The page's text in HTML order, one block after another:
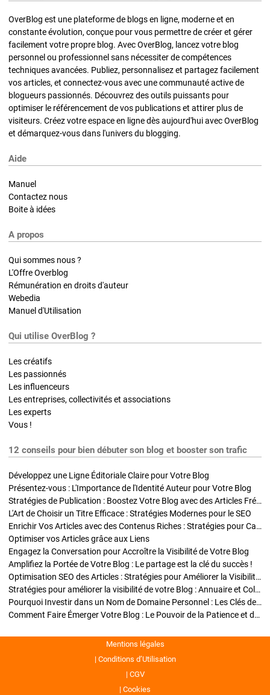
OverBlog est une plateforme de blogs en ligne, moderne et en
constante évolution, conçue pour vous permettre de créer et gérer
facilement votre propre blog. Avec OverBlog, lancez votre blog
personnel ou professionnel sans nécessiter de compétences
techniques avancées. Publiez, personnalisez et partagez facilement
vos articles, et connectez-vous avec une communauté active de
blogueurs passionnés. Découvrez des outils puissants pour
optimiser le référencement de vos publications et attirer plus de
visiteurs. Créez votre espace en ligne dès aujourd'hui avec OverBlog
et démarquez-vous dans l'univers du blogging.
Aide
Manuel
Contactez nous
Boite à idées
A propos
Qui sommes nous ?
L'Offre Overblog
Rémunération en droits d'auteur
Webedia
Manuel d'Utilisation
Qui utilise OverBlog ?
Les créatifs
Les passionnés
Les influenceurs
Les entreprises, collectivités et associations
Les experts
Vous !
12 conseils pour bien débuter son blog et booster son trafic
Développez une Ligne Éditoriale Claire pour Votre Blog
Présentez-vous : L'Importance de l'Identité Auteur pour Votre Blog
Stratégies de Publication : Boostez Votre Blog avec des Articles Fréquents et Exclusifs
L'Art de Choisir un Titre Efficace : Stratégies Modernes pour le SEO
Enrichir Vos Articles avec des Contenus Riches : Stratégies pour Captiver et Optimiser
Optimiser vos Articles grâce aux Liens
Engagez la Conversation pour Accroître la Visibilité de Votre Blog
Amplifiez la Portée de Votre Blog : Le partage est la clé du succès !
Optimisation SEO des Articles : Stratégies pour Améliorer la Visibilité de Votre Blog
Stratégies pour améliorer la visibilité de votre Blog : Annuaire et Collaborations
Pourquoi Investir dans un Nom de Domaine Personnel : Les Clés de la Réussite de Votre Blog
Comment Faire Émerger Votre Blog : Le Pouvoir de la Patience et de la Persévérance
Mentions légales
Conditions d’Utilisation
CGV
Cookies